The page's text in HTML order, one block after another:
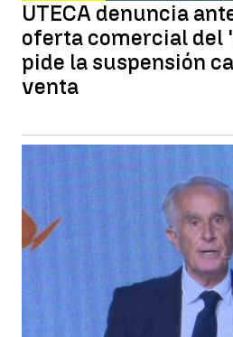
UTECA denuncia
oferta comercial del
pide la suspensión
venta